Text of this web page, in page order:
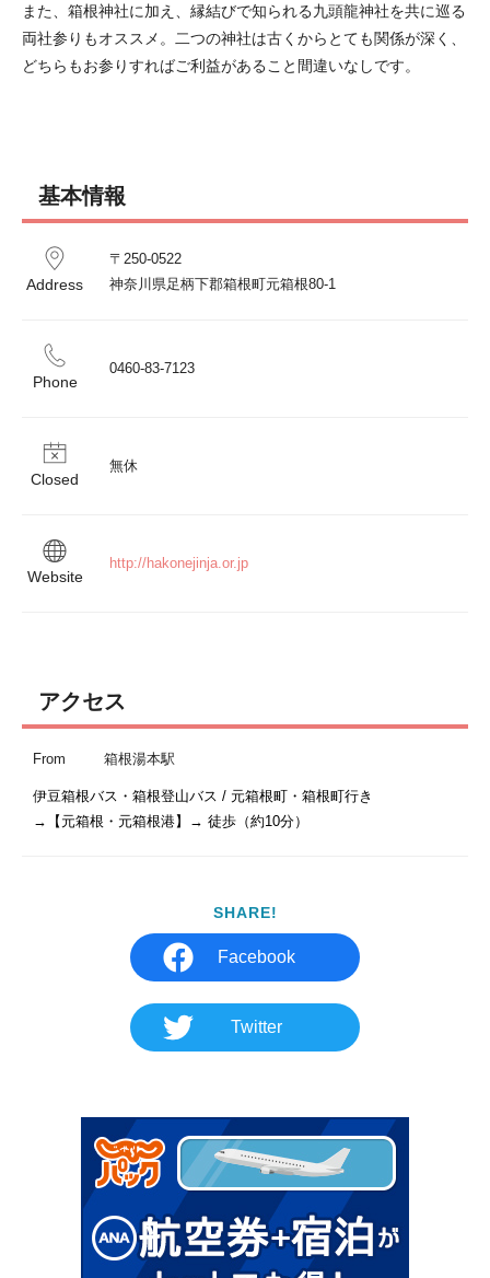
また、箱根神社に加え、縁結びで知られる九頭龍神社を共に巡る
両社参りもオススメ。二つの神社は古くからとても関係が深く、
どちらもお参りすればご利益があること間違いなしです。
基本情報
Address
〒250-0522
神奈川県足柄下郡箱根町元箱根80-1
Phone
0460-83-7123
Closed
無休
Website
http://hakonejinja.or.jp
アクセス
From 箱根湯本駅
伊豆箱根バス・箱根登山バス / 元箱根町・箱根町行き
SHARE!
Facebook
Twitter